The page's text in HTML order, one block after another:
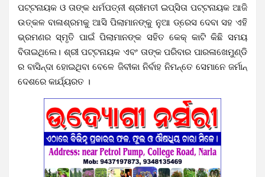
ପଟ୍ଟନାୟକ ଓ ତାଙ୍କ ଧର୍ମପତ୍ନୀ ଶ୍ରୀମତୀ ଇପ୍ସିତା ପଟ୍ଟନାୟକ ଆଜି
ଉତ୍କଳ ବାଳାଶ୍ରମକୁ ଆସି ପିଲାମାନଙ୍କୁ ନୁଆ ଡ୍ରେସ ଦେବା ସହ ଏହି
ଭ୍ରମଣର ସ୍ମୃତି ପାଇଁ ପିଲାମାନଙ୍କ ସହିତ କେକ୍ କାଟି କିଛି ସମୟ
ବିତାଇଥିଲେ। ଶ୍ରୀ ପଟ୍ଟନାୟକ ଏବଂ ତାଙ୍କ ପରିବାର ପାରଳାଖେମୁଣ୍ଡି
ର ବାସିନ୍ଦା ହୋଇଥିବା ବେଳେ ଜିବୀକା ନିର୍ବାହ ନିମନ୍ତେ ସେମାନେ ଜର୍ମାନ୍
ଦେଶରେ କାର୍ଯ୍ୟରତ ।